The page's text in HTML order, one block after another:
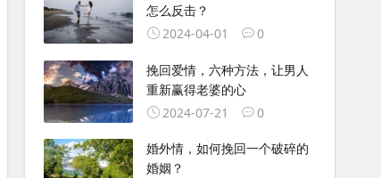
怎么反击？
2024-04-01
0
挽回爱情，六种方法，让男人
重新赢得老婆的心
2024-07-21
0
婚外情，如何挽回一个破碎的
婚姻？